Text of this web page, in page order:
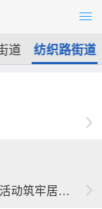
道 纺织路街道
四龙路街道红卫村社区开展反邪教宣传活动筑牢居民安全思想防线